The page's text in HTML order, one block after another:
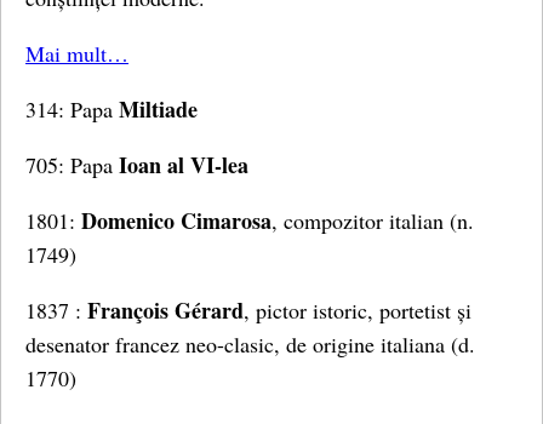
Mai mult…
314: Papa Miltiade
705: Papa Ioan al VI-lea
1801: Domenico Cimarosa, compozitor italian (n.
1749)
1837 : François Gérard, pictor istoric, portetist și
desenator francez neo-clasic, de origine italiana (d.
1770)